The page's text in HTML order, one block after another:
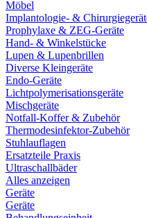
Möbel
Implantologie- &
Prophylaxe & ZEG-Geräte
Hand- & Winkelstücke
Lupen & Lupenbrillen
Diverse Kleingeräte
Endo-Geräte
Lichtpolymerisationsgeräte
Mischgeräte
Notfall-Koffer & Zubehör
Thermodesinfektor-Zubehör
Stuhlauflagen
Ersatzteile Praxis
Ultraschallbäder
Alles anzeigen
Geräte
Geräte